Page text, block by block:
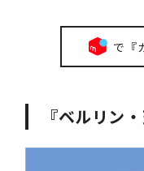
で『
『ベルリン